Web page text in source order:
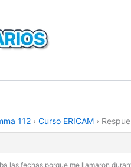
112 › Curso ERICAM ›
las fechas porque me llamaron